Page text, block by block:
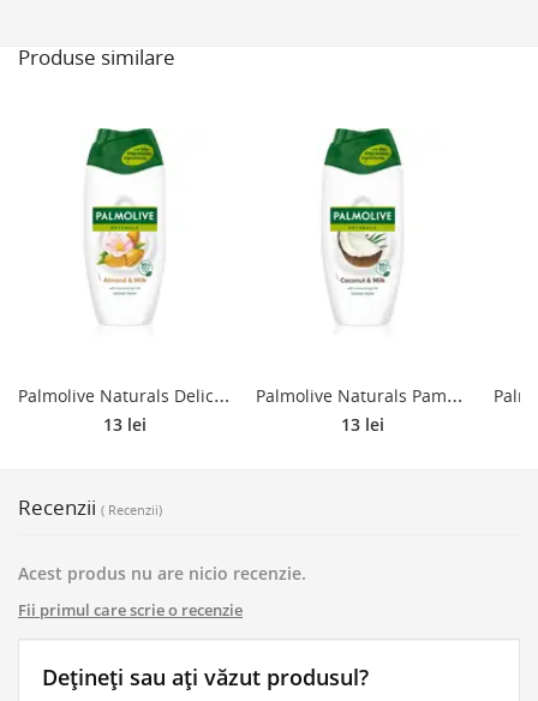
Produse similare
P
almolive Naturals Delicate Care lapte pentru dus 250 ml
13 lei
P
almolive Naturals Pampering Touch lapte pentru dus cu cocos 250 ml
13 lei
Recenzii ( Recenzii)
Acest produs nu are nicio recenzie.
Fii primul care scrie o recenzie
Dețineți sau ați văzut produsul?